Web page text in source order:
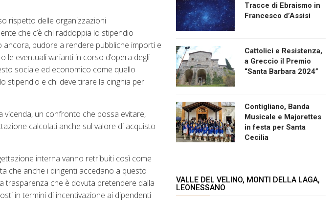
rispetto delle organizzazioni
che c’è chi raddoppia lo stipendio
pudore a rendere pubbliche importi e
le eventuali varianti in corso d’opera degli
sociale ed economico come quello
stipendio e chi deve tirare la cinghia per
vicenda, un confronto che possa evitare,
calcolati anche sul valore di acquisto
interna vanno retribuiti così come
che anche i dirigenti accedano a questo
trasparenza che è dovuta pretendere dalla
in termini di incentivazione ai dipendenti
Tracce di Ebraismo in
Francesco d’Assisi
Cattolici e Resistenza,
a Greccio il Premio
“Santa Barbara 2024”
Contigliano, Banda
Musicale e Majorettes
in festa per Santa
Cecilia
VALLE DEL VELINO, MONTI DELLA LAGA,
LEONESSANO